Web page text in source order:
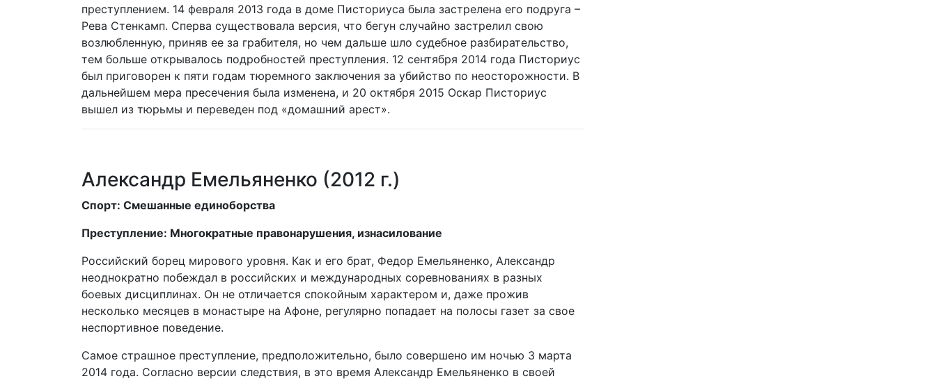
преступлением. 14 февраля 2013 года в доме Писториуса была застрелена его подруга –
Рева Стенкамп. Сперва существовала версия, что бегун случайно застрелил свою
возлюбленную, приняв ее за грабителя, но чем дальше шло судебное разбирательство,
тем больше открывалось подробностей преступления. 12 сентября 2014 года Писториус
был приговорен к пяти годам тюремного заключения за убийство по неосторожности. В
дальнейшем мера пресечения была изменена, и 20 октября 2015 Оскар Писториус
вышел из тюрьмы и переведен под «домашний арест».
Александр Емельяненко (2012 г.)
Спорт: Смешанные единоборства
Преступление: Многократные правонарушения, изнасилование
Российский борец мирового уровня. Как и его брат, Федор Емельяненко, Александр
неоднократно побеждал в российских и международных соревнованиях в разных
боевых дисциплинах. Он не отличается спокойным характером и, даже прожив
несколько месяцев в монастыре на Афоне, регулярно попадает на полосы газет за свое
неспортивное поведение.
Самое страшное преступление, предположительно, было совершено им ночью 3 марта
2014 года. Согласно версии следствия, в это время Александр Емельяненко в своей